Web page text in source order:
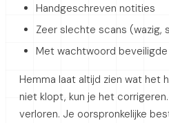
Handgeschreven notities
Zeer slechte scans (wazig,
Met wachtwoord beveiligde
Hemma laat altijd zien wat het
niet klopt, kun je het
verloren. Je oorspronkelijke